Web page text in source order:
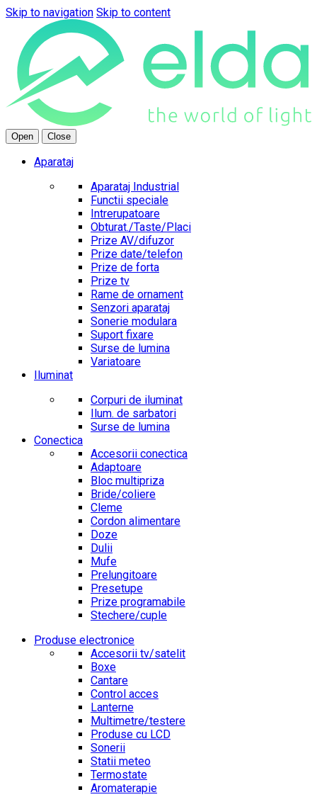
Skip to navigation Skip to content
Open Close
Aparataj
Aparataj Industrial
Functii speciale
Intrerupatoare
Obturat./Taste/Placi
Prize AV/difuzor
Prize date/telefon
Prize de forta
Prize tv
Rame de ornament
Senzori aparataj
Sonerie modulara
Suport fixare
Surse de lumina
Variatoare
Iluminat
Corpuri de iluminat
Ilum. de sarbatori
Surse de lumina
Conectica
Accesorii conectica
Adaptoare
Bloc multipriza
Bride/coliere
Cleme
Cordon alimentare
Doze
Dulii
Mufe
Prelungitoare
Presetupe
Prize programabile
Stechere/cuple
Produse electronice
Accesorii tv/satelit
Boxe
Cantare
Control acces
Lanterne
Multimetre/testere
Produse cu LCD
Sonerii
Statii meteo
Termostate
Aromaterapie